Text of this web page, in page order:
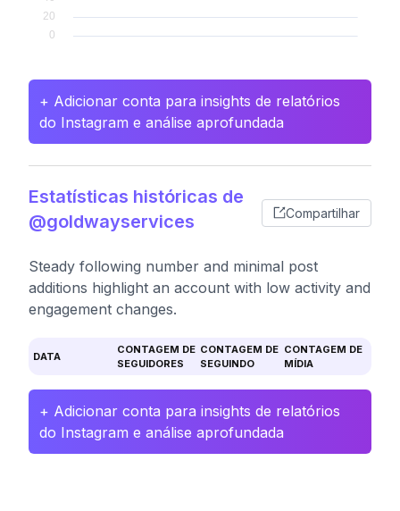
+ Adicionar conta para insights de relatórios
do Instagram e análise aprofundada
Estatísticas históricas de
@goldwayservices
Compartilhar
Steady following number and minimal post
additions highlight an account with low activity and
engagement changes.
DATA
CONTAGEM DE
SEGUIDORES
CONTAGEM DE
SEGUINDO
CONTAGEM DE
MÍDIA
+ Adicionar conta para insights de relatórios
do Instagram e análise aprofundada